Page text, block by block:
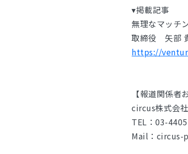
▾掲載記事
無理なマッチ
取締役 矢部
https://
【報道関係者
circus株式会
TEL：03-
Mail：circus-